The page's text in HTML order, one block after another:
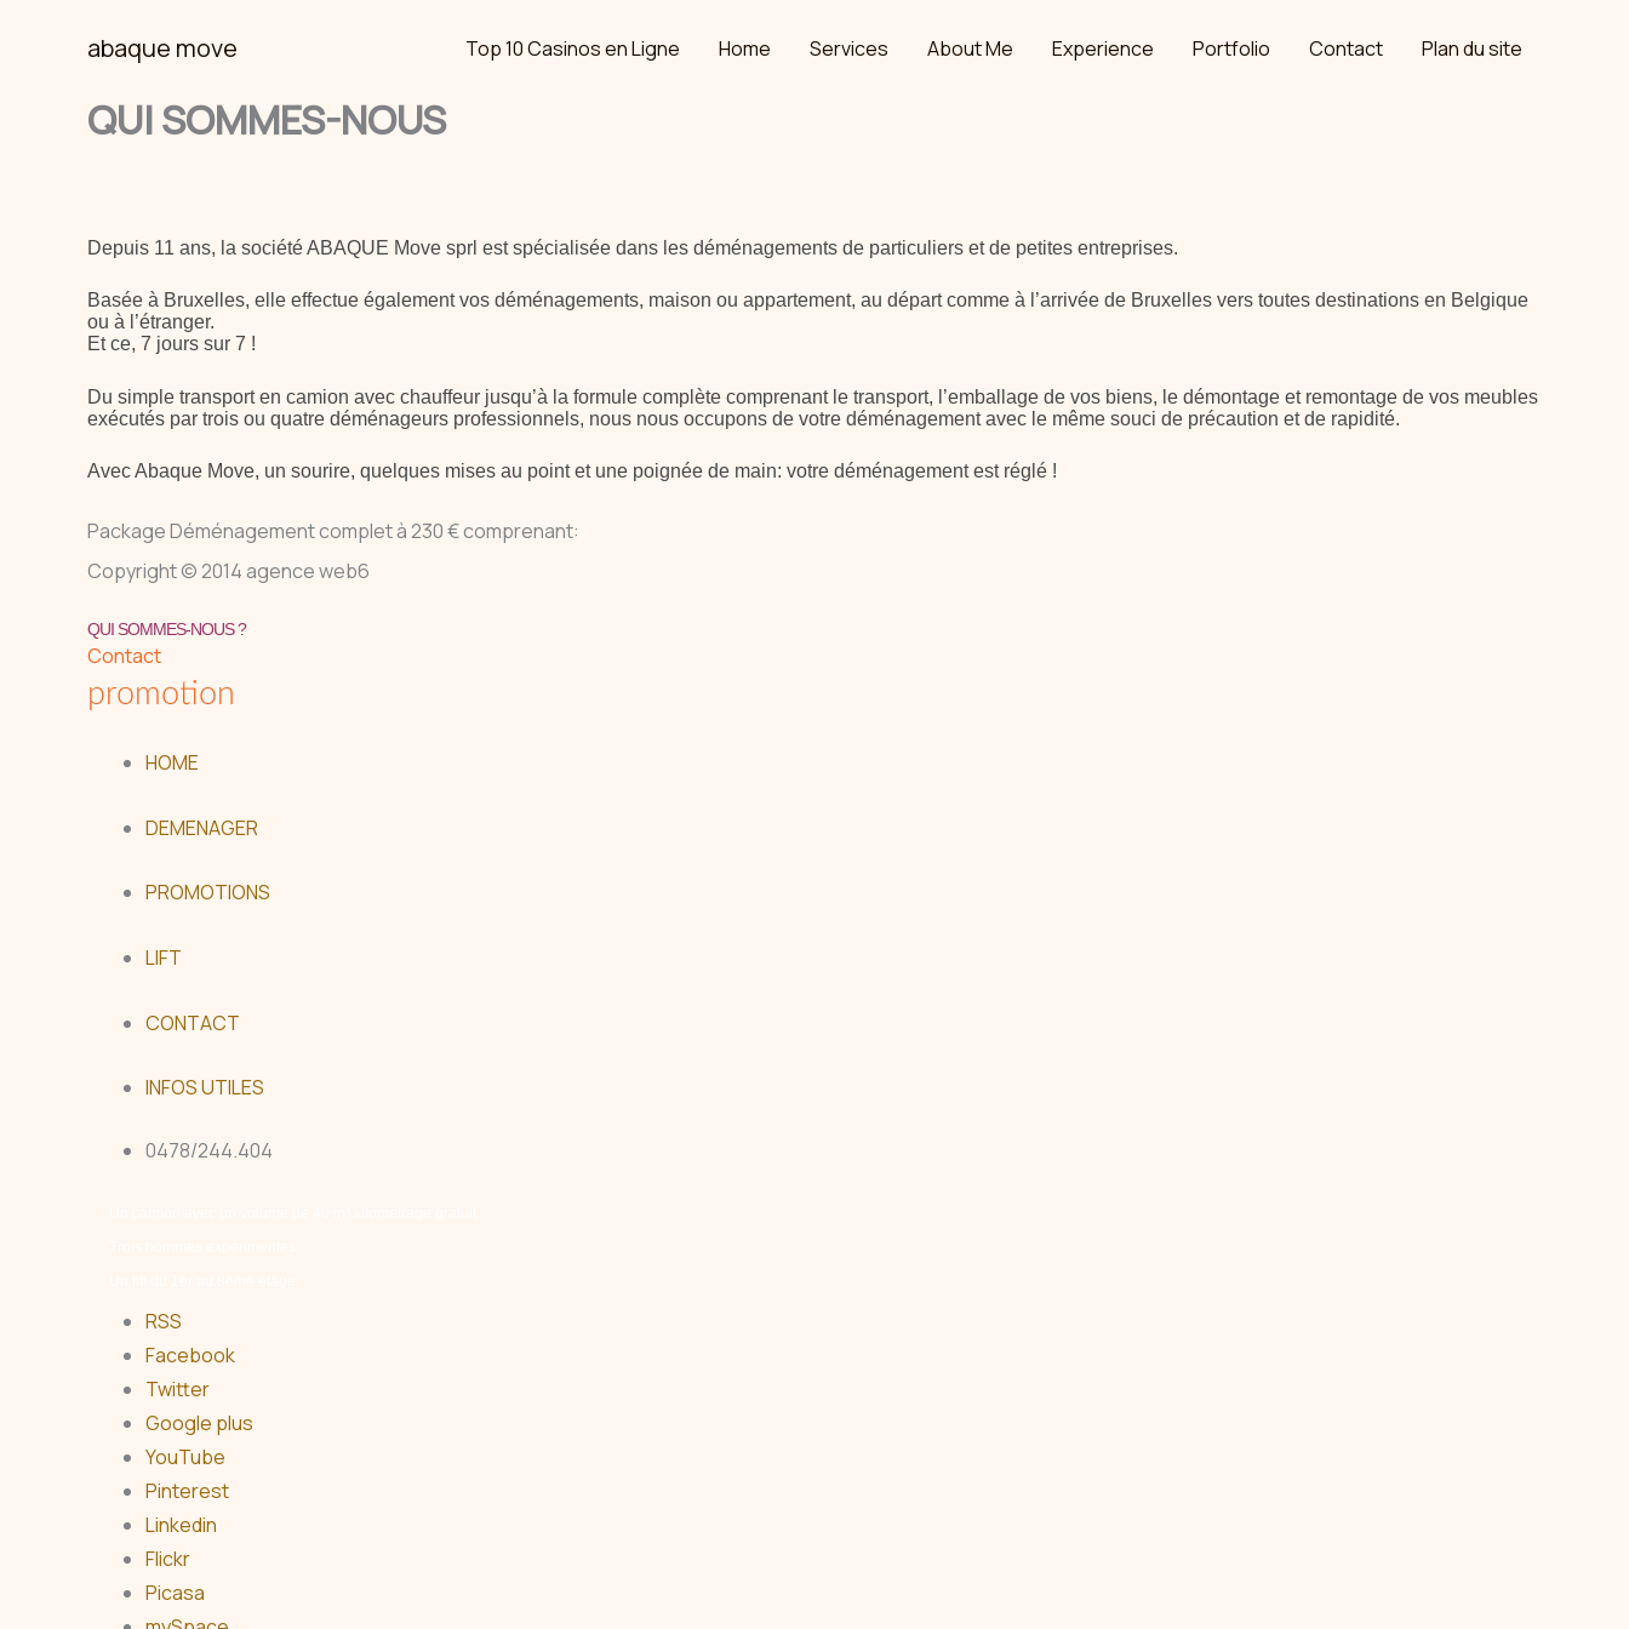
abaque move Top 10 Casinos en Ligne Home Services About Me Experience Portfolio Contact Plan du site
QUI SOMMES-NOUS
Depuis 11 ans, la société ABAQUE Move sprl est spécialisée dans les déménagements de particuliers et de petites entreprises.
Basée à Bruxelles, elle effectue également vos déménagements, maison ou appartement, au départ comme à l’arrivée de Bruxelles vers toutes destinations en Belgique
ou à l’étranger.
Et ce, 7 jours sur 7 !
Du simple transport en camion avec chauffeur jusqu’à la formule complète comprenant le transport, l’emballage de vos biens, le démontage et remontage de vos meubles
exécutés par trois ou quatre déménageurs professionnels, nous nous occupons de votre déménagement avec le même souci de précaution et de rapidité.
Avec Abaque Move, un sourire, quelques mises au point et une poignée de main: votre déménagement est réglé !
Package Déménagement complet à 230 € comprenant:
Copyright © 2014 agence web6
QUI SOMMES-NOUS ?
Contact
promotion
HOME
DEMENAGER
PROMOTIONS
LIFT
CONTACT
INFOS UTILES
0478/244.404
RSS
Facebook
Twitter
Google plus
YouTube
Pinterest
Linkedin
Flickr
Picasa